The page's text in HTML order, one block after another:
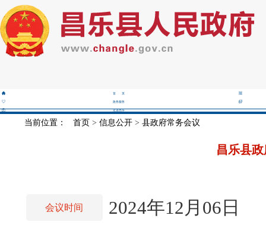
首 页
政务服务
走进昌乐
当前位置： 首页 > 信息公开> 县政府常务会议
昌乐县
会议时间 2024年12月06日